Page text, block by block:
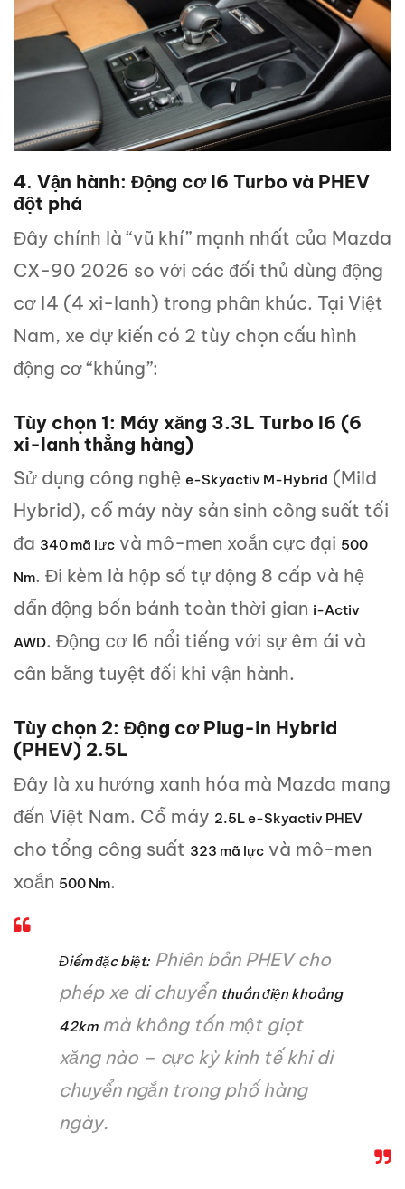
4. Vận hành: Động cơ I6 Turbo và PHEV
đột phá
Đây chính là “vũ khí” mạnh nhất của Mazda
CX-90 2026 so với các đối thủ dùng động
cơ I4 (4 xi-lanh) trong phân khúc. Tại Việt
Nam, xe dự kiến có 2 tùy chọn cấu hình
động cơ “khủng”:
Tùy chọn 1: Máy xăng 3.3L Turbo I6 (6
xi-lanh thẳng hàng)
Sử dụng công nghệ e-Skyactiv M-Hybrid (Mild
Hybrid), cỗ máy này sản sinh công suất tối
đa 340 mã lực và mô-men xoắn cực đại 500
Nm. Đi kèm là hộp số tự động 8 cấp và hệ
dẫn động bốn bánh toàn thời gian i-Activ
AWD. Động cơ I6 nổi tiếng với sự êm ái và
cân bằng tuyệt đối khi vận hành.
Tùy chọn 2: Động cơ Plug-in Hybrid
(PHEV) 2.5L
Đây là xu hướng xanh hóa mà Mazda mang
đến Việt Nam. Cỗ máy 2.5L e-Skyactiv PHEV
cho tổng công suất 323 mã lực và mô-men
xoắn 500 Nm.
Điểm đặc biệt: Phiên bản PHEV cho
phép xe di chuyển thuần điện khoảng
42kmmà không tốn một giọt
xăng nào – cực kỳ kinh tế khi di
chuyển ngắn trong phố hàng
ngày.